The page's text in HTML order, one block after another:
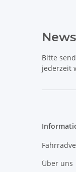
Bitte
jederzeit
Über uns